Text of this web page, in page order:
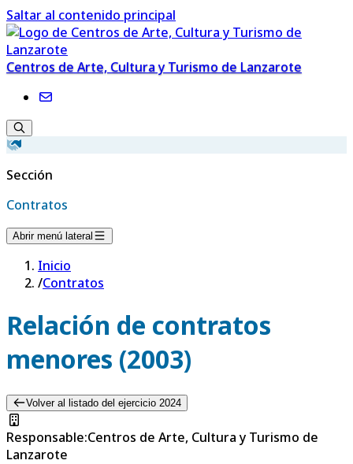
Saltar al contenido principal
Centros de Arte, Cultura y Turismo de Lanzarote
Sección
Contratos
Abrir menú lateral
Inicio
/Contratos
Relación de contratos
menores (2003)
Volver al listado del ejercicio 2024
Responsable:Centros de Arte, Cultura y Turismo de
Lanzarote